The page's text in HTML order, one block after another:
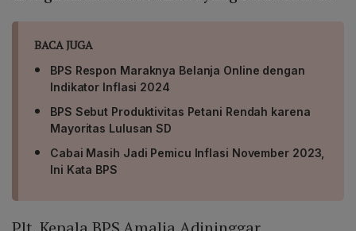
BACA JUGA
BPS Respon Maraknya Belanja Online dengan
Indikator Inflasi 2024
BPS Sebut Produktivitas Petani Rendah karena
Mayoritas Lulusan SD
Cabai Masih Jadi Pemicu Inflasi November 2023,
Ini Kata BPS